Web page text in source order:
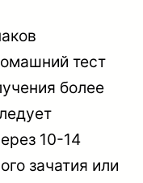
тест
более
10-14
зачатия или